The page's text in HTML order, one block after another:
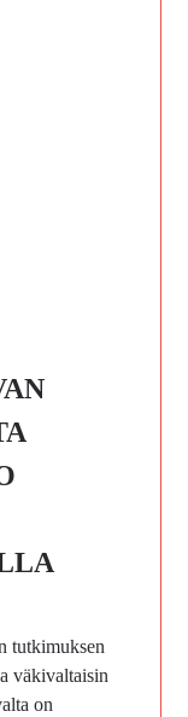
tutkimuksen
väkivaltaisin
on